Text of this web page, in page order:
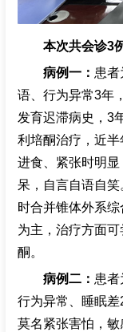
本次共会诊3
病例一： 患者
语、行为异常3年
发育迟滞病史，3
利培酮治疗，近半
进食、紧张时明
呆，自言自语自
时合并锥体外系
为主，治疗方面
酮。
病例二： 患者
行为异常、睡眠
莫名紧张害怕，敏